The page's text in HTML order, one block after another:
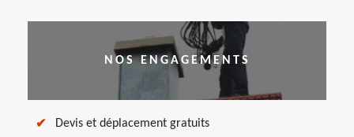
NOS ENGAGEMENTS
Devis et déplacement gratuits